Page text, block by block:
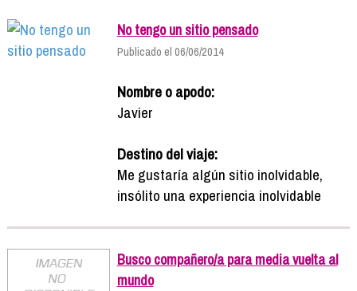
No tengo un sitio pensado
Publicado el 06/06/2014
Nombre o apodo:
Javier
Destino del viaje:
Me gustaría algún sitio inolvidable,
insólito una experiencia inolvidable
Busco compañero/a para media vuelta al
mundo